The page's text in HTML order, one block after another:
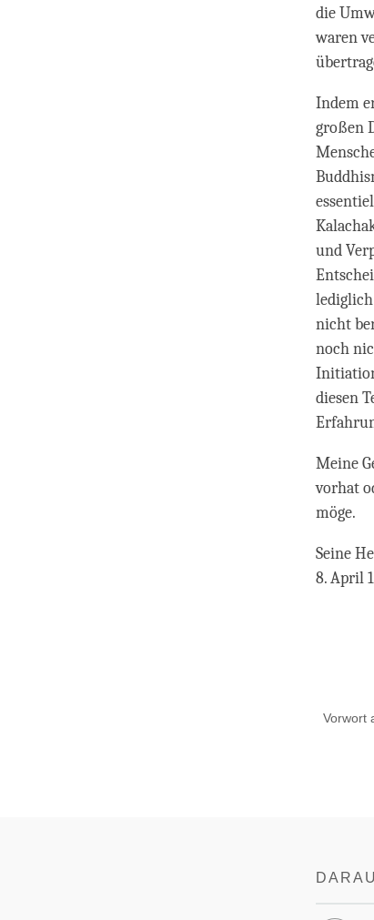
die
waren
Indem
großen
und
nicht
noch
diesen
Meine
vorhat
möge.
Seine
8. April
Vorwort